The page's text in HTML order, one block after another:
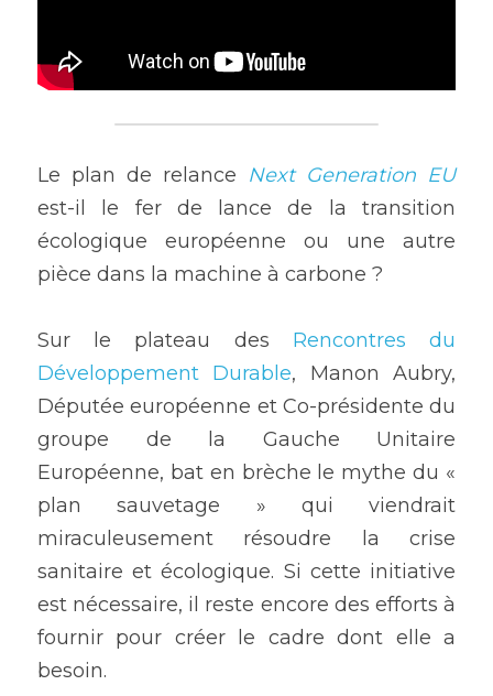
Le plan de relance Next Generation EU
est-il le fer de lance de la transition
écologique européenne ou une autre
pièce dans la machine à carbone ?
Sur le plateau des Rencontres du
Développement Durable, Manon Aubry,
Députée européenne et Co-présidente du
groupe de la Gauche Unitaire
Européenne, bat en brèche le mythe du «
plan sauvetage » qui viendrait
miraculeusement résoudre la crise
sanitaire et écologique. Si cette initiative
est nécessaire, il reste encore des efforts à
fournir pour créer le cadre dont elle a
besoin.